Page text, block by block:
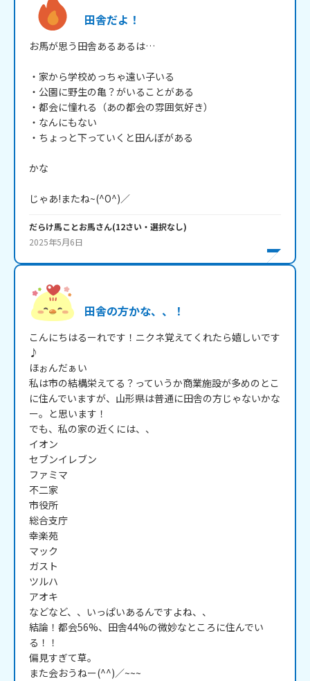
田舎だよ！
お馬が思う田舎あるあるは…
・家から学校めっちゃ遠い子いる
・公園に野生の亀？がいることがある
・都会に憧れる（あの都会の雰囲気好き）
・なんにもない
・ちょっと下っていくと田んぼがある
かな
じゃあ!またね~(^O^)／
だらけ馬ことお馬さん(12さい・ 選択なし)
2025年5月6日
田舎の方かな、、！
こんにちはるーれです！ニクネ覚えてくれたら嬉しいです
♪
ほぉんだぁい
私は市の結構栄えてる？っていうか商業施設が多めのとこ
に住んでいますが、山形県は普通に田舎の方じゃないかな
ー。と思います！
でも、私の家の近くには、、
イオン
セブンイレブン
ファミマ
不二家
市役所
総合支庁
幸楽苑
マック
ガスト
ツルハ
アオキ
などなど、、いっぱいあるんですよね、、
結論！都会56%、田舎44%の微妙なところに住んでい
る！！
偏見すぎて草。
また会おうねー(^^)／~~~